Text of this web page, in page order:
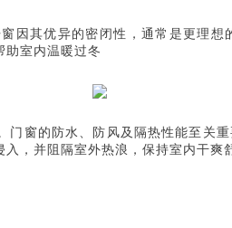
因其优异的密闭性，通常是更理
助室内温暖过冬
门窗的防水、防风及隔热性能至关
，并阻隔室外热浪，保持室内干爽